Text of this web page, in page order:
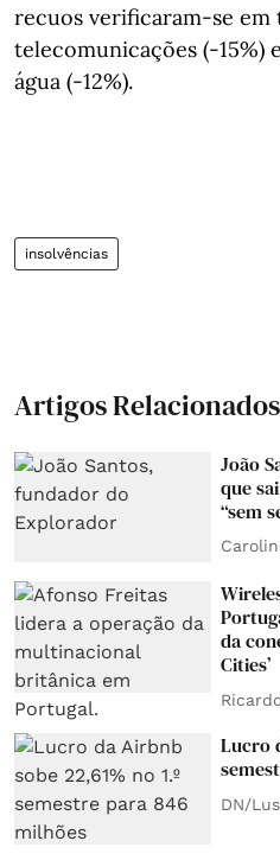
recuos verificaram‑se em
telecomunicações (-15%)
água (-12%).
insolvências
Artigos Relacionados
João
que
“sem
da
Cities’
Lucro
DN/